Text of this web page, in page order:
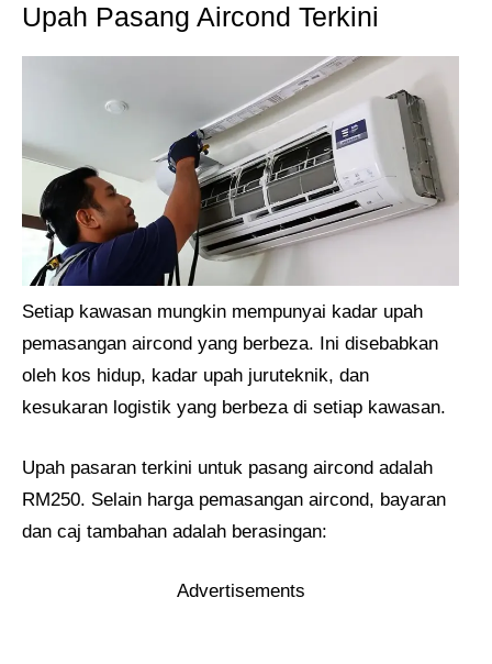
Upah Pasang Aircond Terkini
Setiap kawasan mungkin mempunyai kadar upah
pemasangan aircond yang berbeza. Ini disebabkan
oleh kos hidup, kadar upah juruteknik, dan
kesukaran logistik yang berbeza di setiap kawasan.
Upah pasaran terkini untuk pasang aircond adalah
RM250. Selain harga pemasangan aircond, bayaran
dan caj tambahan adalah berasingan:
Advertisements